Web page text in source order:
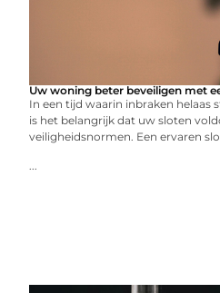
Uw woning beter beveiligen met
In een tijd waarin inbraken helaas
is het belangrijk dat uw sloten
veiligheidsnormen. Een ervaren
...